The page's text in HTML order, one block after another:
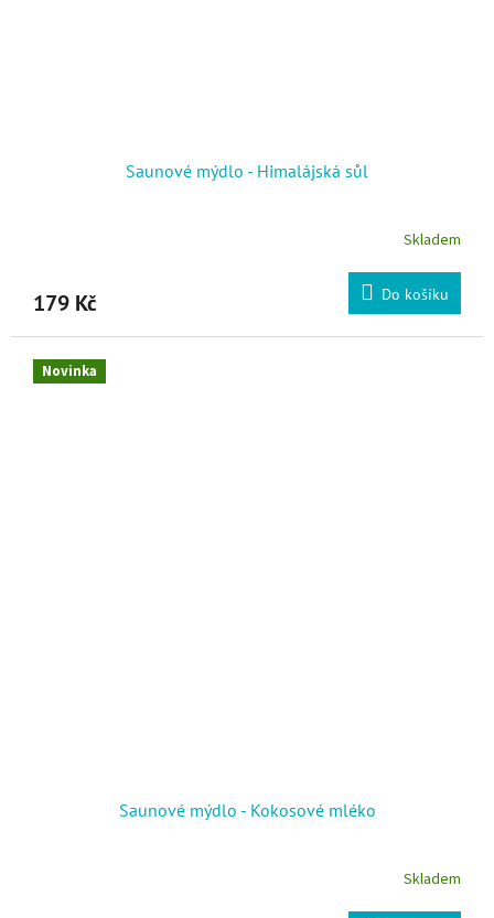
Saunové mýdlo - Himalájská sůl
Skladem
179 Kč Do košíku
Novinka
Saunové mýdlo - Kokosové mléko
Skladem